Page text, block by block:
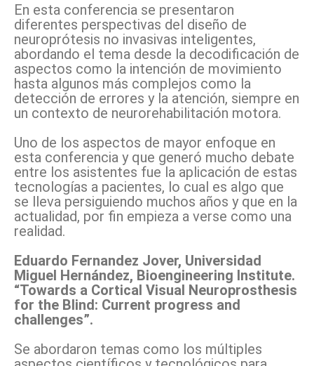
En esta conferencia se presentaron
diferentes perspectivas del diseño de
neuroprótesis no invasivas inteligentes,
abordando el tema desde la decodificación de
aspectos como la intención de movimiento
hasta algunos más complejos como la
detección de errores y la atención, siempre en
un contexto de neurorehabilitación motora.
Uno de los aspectos de mayor enfoque en
esta conferencia y que generó mucho debate
entre los asistentes fue la aplicación de estas
tecnologías a pacientes, lo cual es algo que
se lleva persiguiendo muchos años y que en la
actualidad, por fin empieza a verse como una
realidad.
Eduardo Fernandez Jover, Universidad
Miguel Hernández, Bioengineering Institute.
“Towards a Cortical Visual Neuroprosthesis
for the Blind: Current progress and
challenges”.
Se abordaron temas como los múltiples